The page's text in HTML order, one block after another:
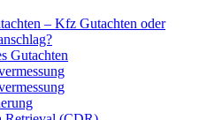
– Kfz Gutachten oder
Gutachten